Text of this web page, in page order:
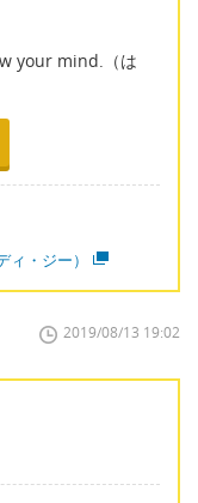
your mind.（は
・ジー）
2019/08/13 19:02